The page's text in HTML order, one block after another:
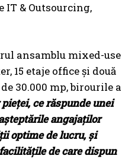
IT & Outsourcing,
ansamblu mixed-use
15 etaje office și două
30.000 mp, birourile a
ce răspunde unei
angajaților
optime de lucru, și
de care dispun